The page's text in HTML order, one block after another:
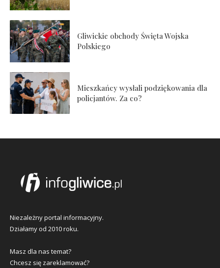
Gliwickie obchody Święta Wojska
Polskiego
Mieszkańcy wysłali podziękowania dla
policjantów. Za co?
Niezależny portal informacyjny.
Działamy od 2010 roku.
Masz dla nas temat?
Chcesz się zareklamować?